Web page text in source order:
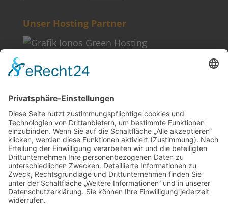
Unser Hosting Partner
Weitere Informationen
Kontakt
Newsletter
FAQ
Schlagworte
Datenschutz
Impressum